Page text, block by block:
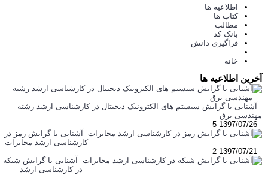
اطلاعیه ها
کتاب ها
مطالب
بانک کد
فراگیری دانش
خانه
آخرین اطلاعیه ها
آشنایی با گرایش سیستم های الکترونیک دیجیتال در کارشناسی ارشد رشته
مهندسی برق
1397/07/26
5
آشنایی با گرایش رمز در
کارشناسی ارشد مخابرات
1397/07/21
2
آشنایی با گرایش شبکه
در کارشناسی ارشد